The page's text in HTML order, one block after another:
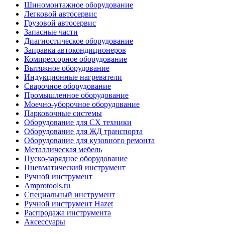
Шиномонтажное оборудование
Легковой автосервис
Грузовой автосервис
Запасные части
Диагностическое оборудование
Заправка автокондиционеров
Компрессорное оборудование
Вытяжное оборудование
Индукционные нагреватели
Сварочное оборудование
Промышленное оборудование
Моечно-уборочное оборудование
Парковочные системы
Оборудование для СХ техники
Оборудование для ЖД транспорта
Оборудование для кузовного ремонта
Металлическая мебель
Пуско-зарядное оборудование
Пневматический инструмент
Ручной инструмент
Amprotools.ru
Специальный инструмент
Ручной инструмент Hazet
Распродажа инструмента
Аксессуары